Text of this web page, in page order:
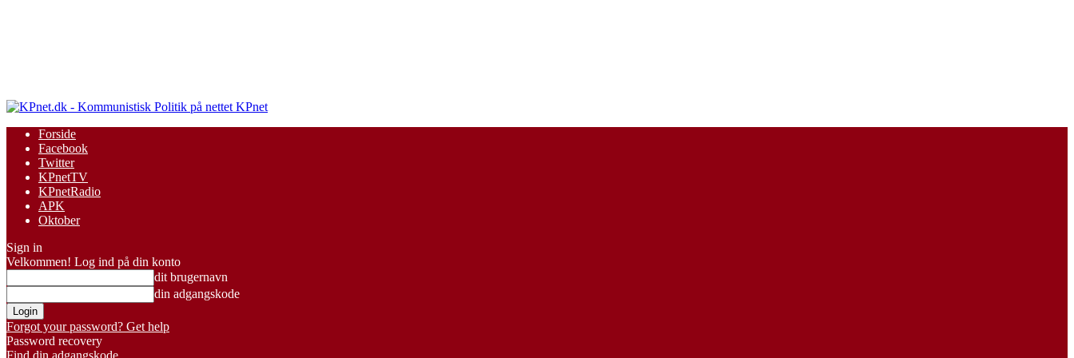
KPnet
Forside
Facebook
Twitter
KPnetTV
KPnetRadio
APK
Oktober
Sign in
Velkommen! Log ind på din konto
dit brugernavn
din adgangskode
Forgot your password? Get help
Password recovery
Find din adgangskode